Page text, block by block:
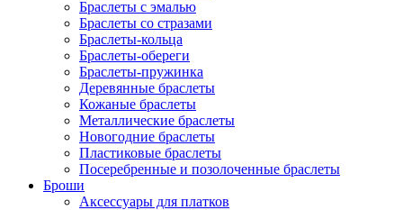
Браслеты с эмалью
Браслеты со стразами
Браслеты-кольца
Браслеты-обереги
Браслеты-пружинка
Деревянные браслеты
Кожаные браслеты
Металлические браслеты
Новогодние браслеты
Пластиковые браслеты
Посеребренные и позолоченные браслеты
Броши
Аксессуары для платков